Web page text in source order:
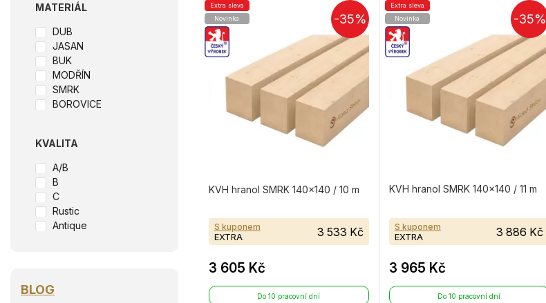
-35%
Extra sleva
Novinka
KVH hranol SMRK 140×140 / 10 m
S kuponem
EXTRA 3 533 Kč
3 605 Kč
Do 10 pracovní dní
-35%
Extra sleva
Novinka
KVH hranol SMRK 140×140 / 11 m
S kuponem
EXTRA 3 886 Kč
3 965 Kč
Do 10 pracovní dní
MATERIÁL
DUB
JASAN
BUK
MODŘÍN
SMRK
BOROVICE
KVALITA
A/B
B
C
Rustic
Antique
BLOG